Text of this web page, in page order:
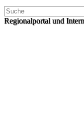
Regionalportal und